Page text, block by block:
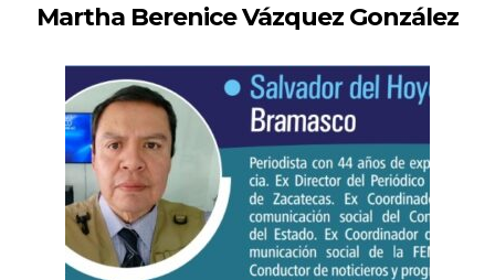
Martha Berenice Vázquez González